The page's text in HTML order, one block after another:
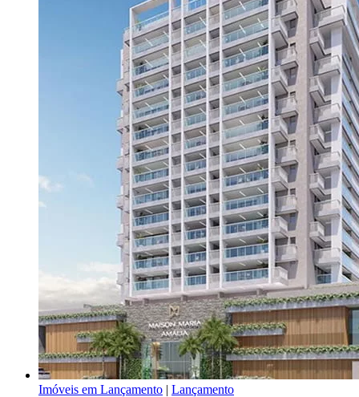
Imóveis em Lançamento | Lançamento